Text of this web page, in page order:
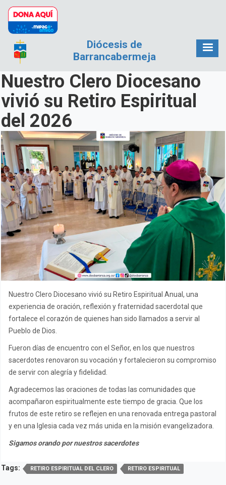
Pasar al contenido principal
Diócesis de
Barrancabermeja
Nuestro Clero Diocesano
vivió su Retiro Espiritual
del 2026
Nuestro Clero Diocesano vivió su Retiro Espiritual Anual, una
experiencia de oración, reflexión y fraternidad sacerdotal que
fortalece el corazón de quienes han sido llamados a servir al
Pueblo de Dios.
Fueron días de encuentro con el Señor, en los que nuestros
sacerdotes renovaron su vocación y fortalecieron su compromiso
de servir con alegría y fidelidad.
Agradecemos las oraciones de todas las comunidades que
acompañaron espiritualmente este tiempo de gracia. Que los
frutos de este retiro se reflejen en una renovada entrega pastoral
y en una Iglesia cada vez más unida en la misión evangelizadora.
Sigamos orando por nuestros sacerdotes
Tags: RETIRO ESPIRITUAL DEL CLERO RETIRO ESPIRITUAL